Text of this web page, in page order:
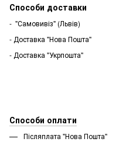
Способи доставки
- "Самовивіз" (Львів)
- Доставка "Нова Пошта"
- Доставка "Укрпошта"
Способи оплати
Післяплата "Нова Пошта"